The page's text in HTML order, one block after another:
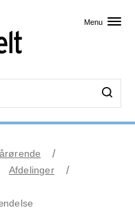
Menu
Afdelinger